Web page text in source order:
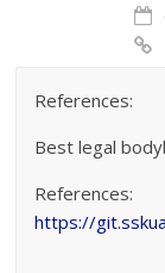
References:
Best legal
References:
https://